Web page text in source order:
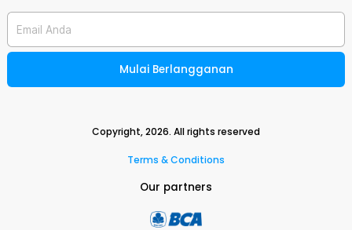
Email Anda
Mulai Berlangganan
Copyright,2026. All rights reserved
Terms & Conditions
Our partners